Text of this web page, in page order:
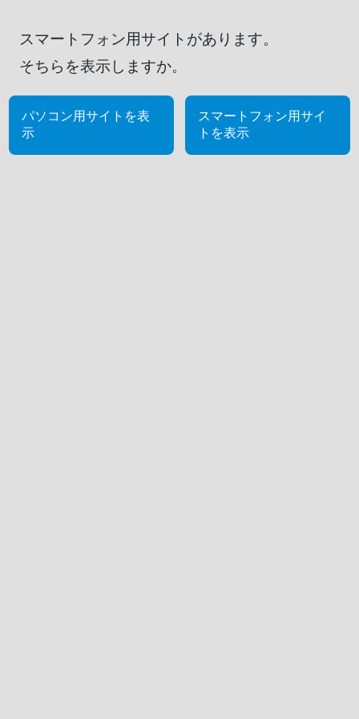
スマートフォン用サイトがあります。
そちらを表示しますか。
パソコン用サイトを表
示
スマートフォン用サイ
トを表示